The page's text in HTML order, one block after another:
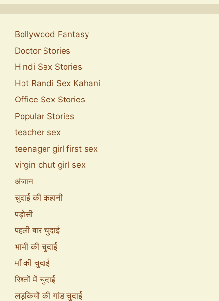
Bollywood Fantasy
Doctor Stories
Hindi Sex Stories
Hot Randi Sex Kahani
Office Sex Stories
Popular Stories
teacher sex
teenager girl first sex
virgin chut girl sex
अंजान
चुदाई की कहानी
पड़ोसी
पहली बार चुदाई
भाभी की चुदाई
माँ की चुदाई
रिश्तों में चुदाई
लड़कियों की गांड चुदाई